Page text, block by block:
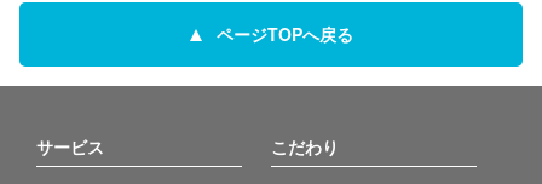
ページTOPへ戻る
サービス こだわり